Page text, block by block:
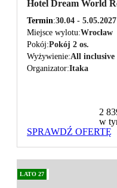
Hotel Dream World
Termin 30.04 - 5.05.2027
Miejsce wylotu Wrocław
Pokój Pokój 2 os.
Wyżywienie All inclusive
Organizator Itaka
2
w
SPRAWDŹ OFERTĘ
LATO 27